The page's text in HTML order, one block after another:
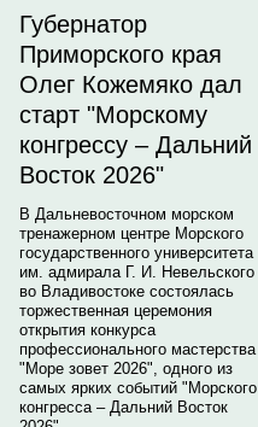
Губернатор
Приморского края
Олег Кожемяко дал
старт "Морскому
конгрессу – Дальний
Восток 2026"
В Дальневосточном морском
тренажерном центре Морского
государственного университета
им. адмирала Г. И. Невельского
во Владивостоке состоялась
торжественная церемония
открытия конкурса
профессионального мастерства
"Море зовет 2026", одного из
самых ярких событий "Морского
конгресса – Дальний Восток